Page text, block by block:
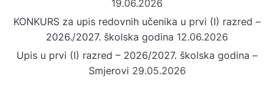
19.06.2026
KONKURS za upis redovnih učenika u prvi (I) razred –
2026./2027. školska godina 12.06.2026
Upis u prvi (I) razred – 2026/2027. školska godina –
Smjerovi 29.05.2026